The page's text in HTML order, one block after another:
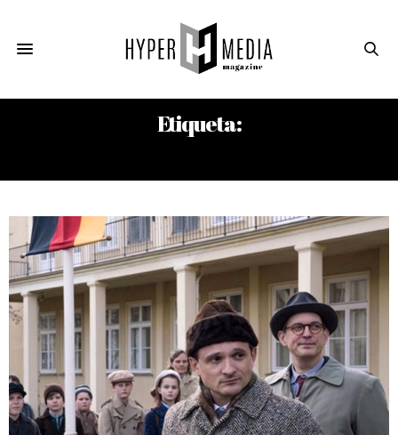
Etiqueta: